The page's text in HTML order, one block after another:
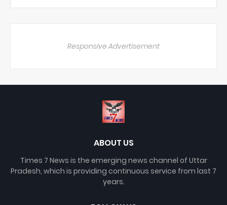
Responsive Advertisement
ABOUT US
Times 7 News is the emerging news channel of Uttar
Pradesh, which is providing continuous service from last 7
years.